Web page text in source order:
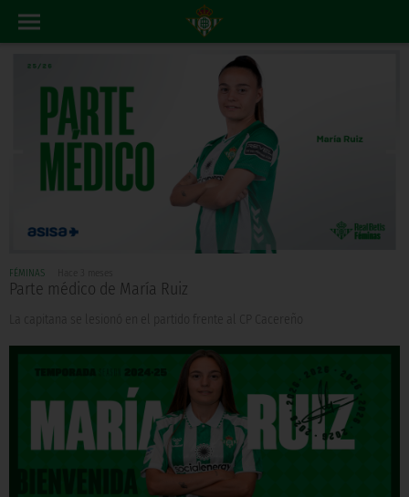
FÉMINAS
Parte médico de María Ruiz
La capitana se lesionó en el partido frente al CP Cacereño